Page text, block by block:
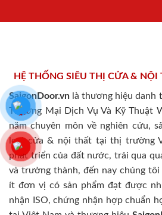
HỆ THỐNG SIÊU THỊ CỬA &
SaigonDoor.vn là thương hiệu danh
Thương Mại Dịch Vụ Và Kỹ Thuật
năm chuyên môn về nghiên cứu,
loại cửa & nội thất tại thị trường
phát triển của đất nước, trải qua
và trưởng thành, đến nay chúng
ít đơn vị có sản phẩm đạt được
nhận ISO, chứng nhận hợp chuẩn